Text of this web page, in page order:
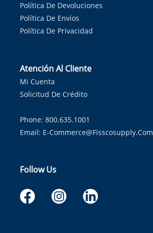
Política De Devoluciones
Política De Envíos
Política De Privacidad
Atención Al Cliente
Mi Cuenta
Solicitud De Crédito
Phone: 800.635.1001
Email: E-Commerce@fisscosupply.com
Follow Us